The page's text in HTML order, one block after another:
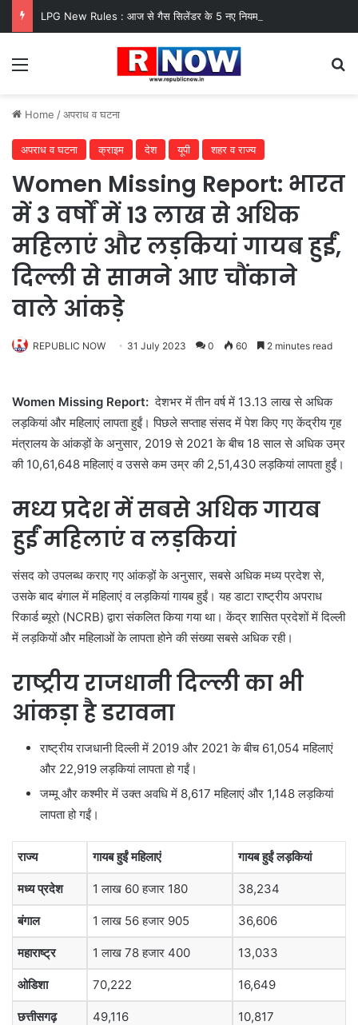
Menu
Home /अपराध व घटना
अपराध व घटना क्राइम देश यूपी शहर व राज्य
Women Missing Report: भारत
में 3 वर्षों में 13 लाख से अधिक
महिलाएं और लड़कियां गायब हुईं,
दिल्ली से सामने आए चौंकाने
वाले आंकड़े
REPUBLIC NOW 31 July 2023 0 60 2 minutes read
Women Missing Report: देशभर में तीन वर्ष में 13.13 लाख से अधिक
लड़कियां और महिलाएं लापता हुईं। पिछले सप्ताह संसद में पेश किए गए केंद्रीय गृह
मंत्रालय के आंकड़ों के अनुसार, 2019 से 2021 के बीच 18 साल से अधिक उम्र
की 10,61,648 महिलाएं व उससे कम उम्र की 2,51,430 लड़कियां लापता हुईं।
मध्य प्रदेश में सबसे अधिक गायब
हुईं महिलाएं व लड़कियां
संसद को उपलब्ध कराए गए आंकड़ों के अनुसार, सबसे अधिक मध्य प्रदेश से,
उसके बाद बंगाल में महिलाएं व लड़कियां गायब हुईं। यह डाटा राष्ट्रीय अपराध
रिकार्ड ब्यूरो (NCRB) द्वारा संकलित किया गया था। केंद्र शासित प्रदेशों में दिल्ली
में लड़कियों और महिलाओं के लापता होने की संख्या सबसे अधिक रही।
राष्ट्रीय राजधानी दिल्ली का भी
आंकड़ा है डरावना
राष्ट्रीय राजधानी दिल्ली में 2019 और 2021 के बीच 61,054 महिलाएं
और 22,919 लड़कियां लापता हो गईं।
जम्मू और कश्मीर में उक्त अवधि में 8,617 महिलाएं और 1,148 लड़कियां
लापता हो गईं।
राज्य गायब हुईं महिलाएं गायब हुईं लड़कियां
मध्य प्रदेश 1 लाख 60 हजार 180 38,234
बंगाल 1 लाख 56 हजार 905 36,606
महाराष्ट्र 1 लाख 78 हजार 400 13,033
ओडिशा 70,222 16,649
छत्तीसगढ़ 49,116 10,817